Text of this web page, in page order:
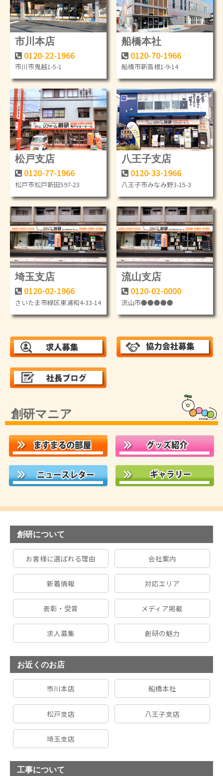
市川本店
0120-22-1966
市川市鬼越1-5-1
船橋本社
0120-70-1966
船橋市新高根1-9-14
松戸支店
0120-77-1966
松戸市松戸新田597-23
八王子支店
0120-33-1966
八王子市みなみ野3-15-3
埼玉支店
0120-02-1966
さいたま市緑区東浦和4-33-14
流山支店
0120-02-0000
流山市●●●●●
創研マニア
創研について
お客様に選ばれる理由 会社案内
新着情報 対応エリア
表彰・受賞 メディア掲載
求人募集 創研の魅力
お近くのお店
市川本店 船橋本社
松戸支店 八王子支店
埼玉支店
工事について